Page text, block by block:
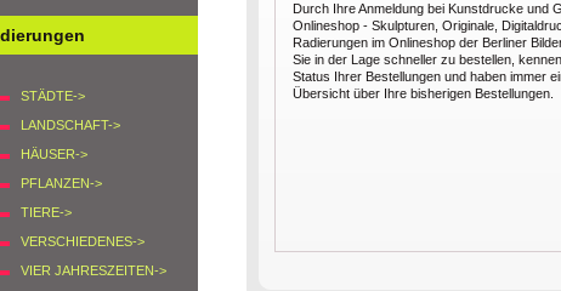
STÄDTE->
LANDSCHAFT->
HÄUSER->
PFLANZEN->
TIERE->
VERSCHIEDENES->
VIER JAHRESZEITEN->
Durch Ihre Anmeldung bei Kunstdrucke und
Onlineshop - Skulpturen, Originale,
Radierungen im Onlineshop der Berliner
Sie in der Lage schneller zu bestellen,
Status Ihrer Bestellungen und haben immer
Übersicht über Ihre bisherigen Bestellungen.